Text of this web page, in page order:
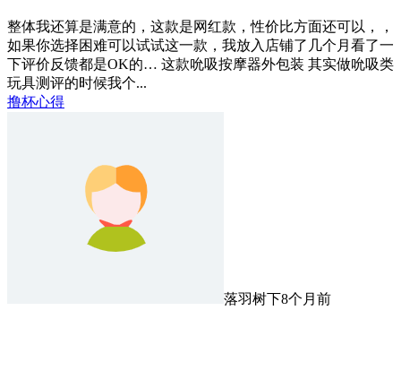
整体我还算是满意的，这款是网红款，性价比方面还可以，，
如果你选择困难可以试试这一款，我放入店铺了几个月看了一
下评价反馈都是OK的… 这款吮吸按摩器外包装 其实做吮吸类
玩具测评的时候我个...
撸杯心得
落羽树下8个月前